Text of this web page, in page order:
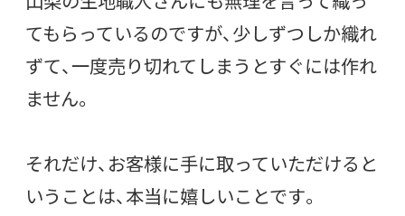
てもらっているのですが、少しずつしか織れ
ずて、一度売り切れてしまうとすぐには作れ
ません。
それだけ、お客様に手に取っていただけると
いうことは、本当に嬉しいことです。